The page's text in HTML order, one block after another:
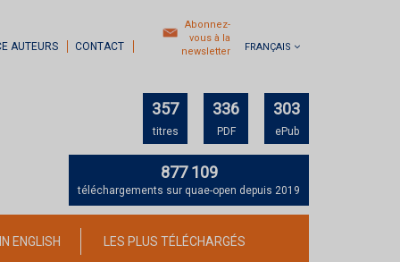
AUTEURS CONTACT
Abonnez-
vous à la
newsletter
FRANÇAIS
357
titres
336
PDF
303
ePub
877 109
téléchargements sur quae-open depuis 2019
ENGLISH LES PLUS TÉLÉCHARGÉS